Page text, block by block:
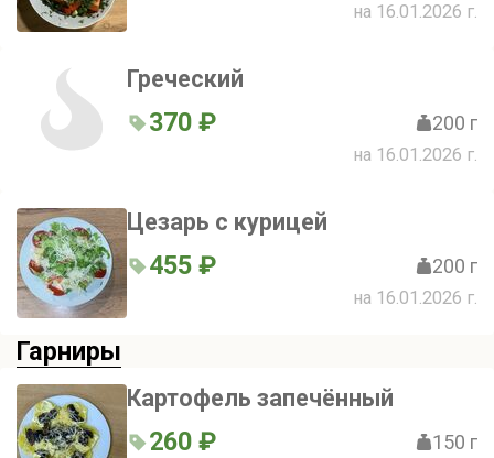
на 16.01.2026 г.
Греческий
370 ₽ 200 г
на 16.01.2026 г.
Цезарь с курицей
455 ₽ 200 г
на 16.01.2026 г.
Гарниры
Картофель запечённый
260 ₽ 150 г